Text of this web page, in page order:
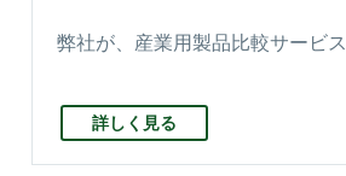
弊社が、産業用製品比較サービ
詳しく見る